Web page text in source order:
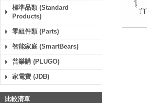
標準品類 (Standard
Products)
零組件類 (Parts)
智能家庭 (SmartBears)
普樂購 (PLUGO)
家電寶 (JDB)
比較清單